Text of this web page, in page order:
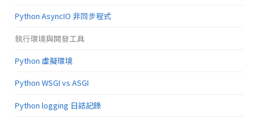
Python AsyncIO 非同步程式
執行環境與開發工具
Python 虛擬環境
Python WSGI vs ASGI
Python logging 日誌記錄